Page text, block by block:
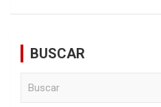
BUSCAR